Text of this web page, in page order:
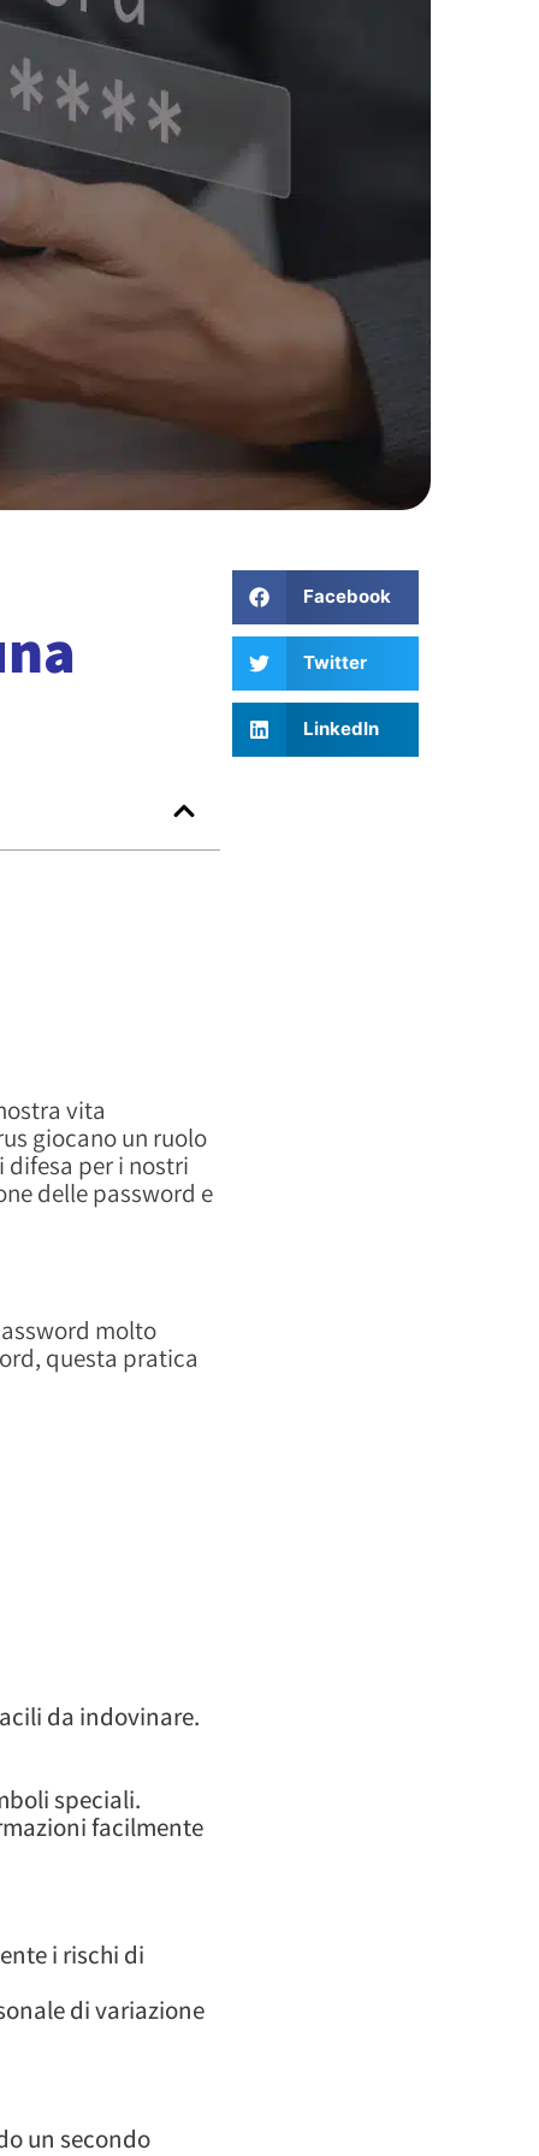
vita
giocano un ruolo
per i nostri
delle password e
molto
questa pratica
da indovinare.
speciali.
facilmente
i rischi di
di variazione
un secondo
Facebook
Twitter
LinkedIn